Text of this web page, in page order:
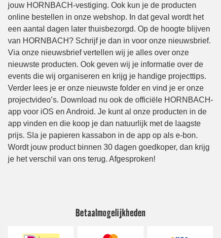
Betaalmogelijkheden